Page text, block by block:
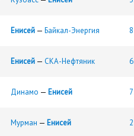
Енисей — Байкал-Энергия
Енисей — СКА-Нефтяник
Динамо — Енисей
Мурман — Енисей